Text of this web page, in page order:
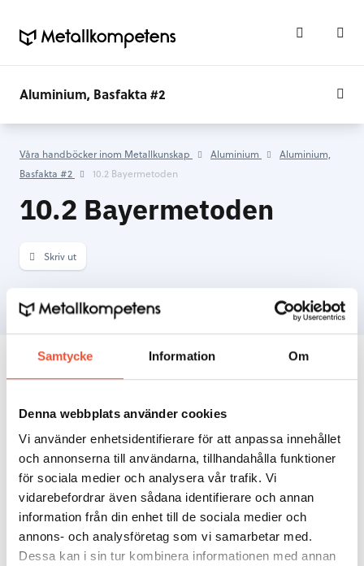
Samtycke Information Om
Denna webbplats använder cookies
Vi använder enhetsidentifierare för att anpassa innehållet
och annonserna till användarna, tillhandahålla funktioner
för sociala medier och analysera vår trafik. Vi
vidarebefordrar även sådana identifierare och annan
information från din enhet till de sociala medier och
annons- och analysföretag som vi samarbetar med.
Dessa kan i sin tur kombinera informationen med annan
Aluminium, Basfakta #2
Våra handböcker inom Metallkunskap Aluminium
Aluminium,
Basfakta #2
10.2 Bayermetoden
10.2 Bayermetoden
Skriv ut
Efter det att bauxiten har brutits omvandlas den till
aluminiumoxid via en kemisk process som kalllas
Bayermetoden